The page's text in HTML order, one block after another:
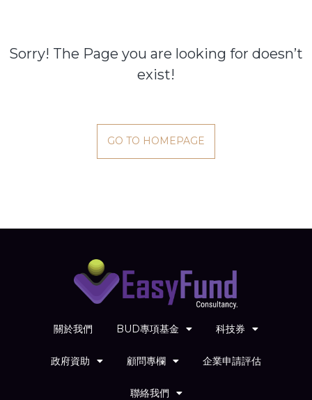
Sorry! The Page you are looking for doesn’t
exist!
GO TO HOMEPAGE
關於我們 BUD專項基金 科技券
政府資助 顧問專欄 企業申請評估
聯絡我們